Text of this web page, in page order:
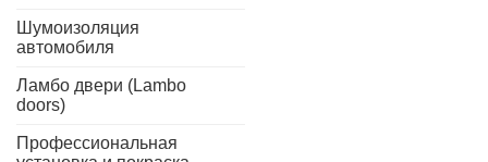
Шумоизоляция
автомобиля
Ламбо двери (Lambo
doors)
Профессиональная